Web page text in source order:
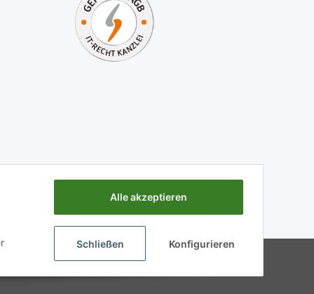
Alle akzeptieren
Schließen Konfigurieren